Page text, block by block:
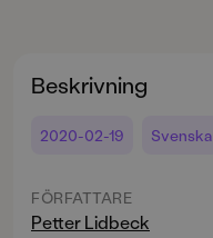
Beskrivning
2020-02-19 Svenska
FÖRFATTARE
Petter Lidbeck